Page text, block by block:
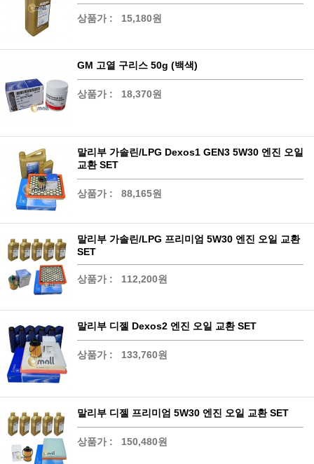
상품가 : 15,180원
GM 고열 구리스 50g (백색)
상품가 : 18,370원
말리부 가솔린/LPG Dexos1 GEN3 5W30 엔진 오일
교환 SET
상품가 : 88,165원
말리부 가솔린/LPG 프리미엄 5W30 엔진 오일 교환
SET
상품가 : 112,200원
말리부 디젤 Dexos2 엔진 오일 교환 SET
상품가 : 133,760원
말리부 디젤 프리미엄 5W30 엔진 오일 교환 SET
상품가 : 150,480원